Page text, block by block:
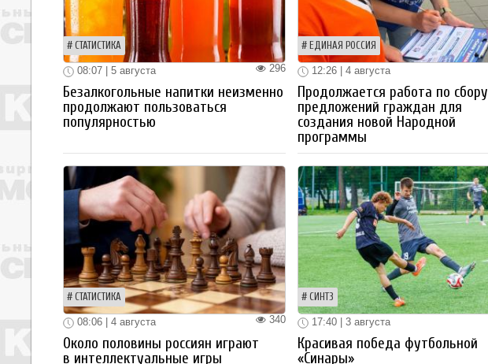
СТАТИСТИКА
296
08:07 | 5 августа
Безалкогольные напитки неизменно
продолжают пользоваться
популярностью
ЕДИНАЯ РОССИЯ
12:26 | 4 августа
Продолжается работа по сбору
предложений граждан для
создания новой Народной
программы
СТАТИСТИКА
340
08:06 | 4 августа
Около половины россиян играют
в интеллектуальные игры
СИНТЗ
17:40 | 3 августа
Красивая победа футбольной
«Синары»